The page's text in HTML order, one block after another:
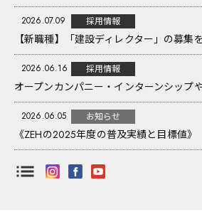
展示場
東京支店
Q&A
お問い合わせ
2026.07.09 採用情報
【新職種】「建設ディレクター」の募集
2026.06.16 採用情報
オープンカンパニー・インターンシップ
2026.06.05 お知らせ
《ZEHの2025年度の普及実績と目標値》